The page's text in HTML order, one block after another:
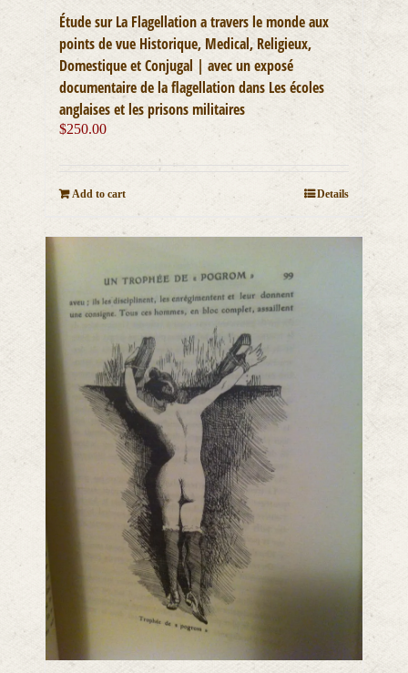
Étude sur La Flagellation a travers le monde aux
points de vue Historique, Medical, Religieux,
Domestique et Conjugal | avec un exposé
documentaire de la flagellation dans Les écoles
anglaises et les prisons militaires
$250.00
Add to cart Details